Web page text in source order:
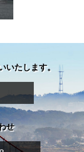
いたします。
せ